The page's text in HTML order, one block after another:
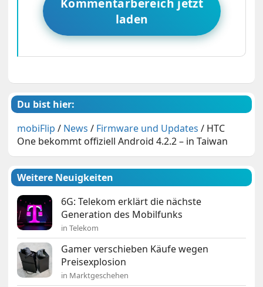
Kommentarbereich jetzt
laden
Du bist hier:
mobiFlip / News / Firmware und Updates / HTC
One bekommt offiziell Android 4.2.2 – in Taiwan
Weitere Neuigkeiten
6G: Telekom erklärt die nächste
Generation des Mobilfunks
in Telekom
Gamer verschieben Käufe wegen
Preisexplosion
in Marktgeschehen